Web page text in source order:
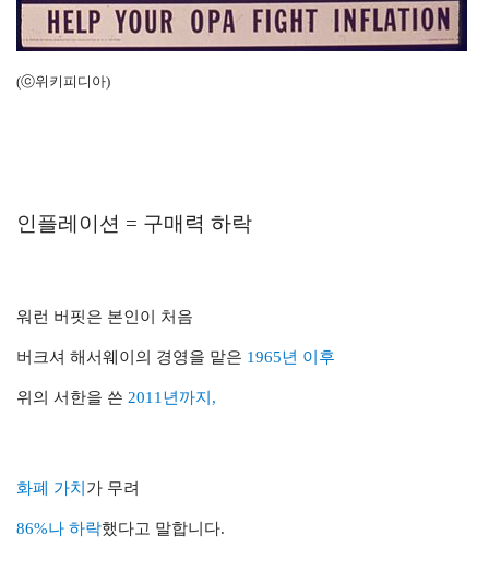
(ⓒ위키피디아)
인플레이션 = 구매력 하락
워런 버핏은 본인이 처음
버크셔 해서웨이의 경영을 맡은 1965년 이후
위의 서한을 쓴 2011년까지,
화폐 가치 가 무려
86%나 하락했다고 말합니다.